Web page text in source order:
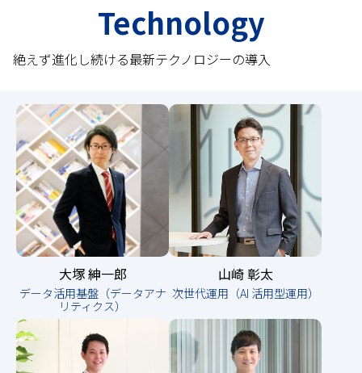
Technology
絶えず進化し続ける最新テクノロジーの導入
大塚 紳一郎
データ活用基盤（データアナ
リティクス）
山崎 彰太
次世代運用（AI 活用型運用）